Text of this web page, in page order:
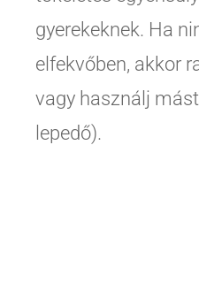
gyerekeknek. Ha
elfekvőben, akkor
vagy használj
lepedő).